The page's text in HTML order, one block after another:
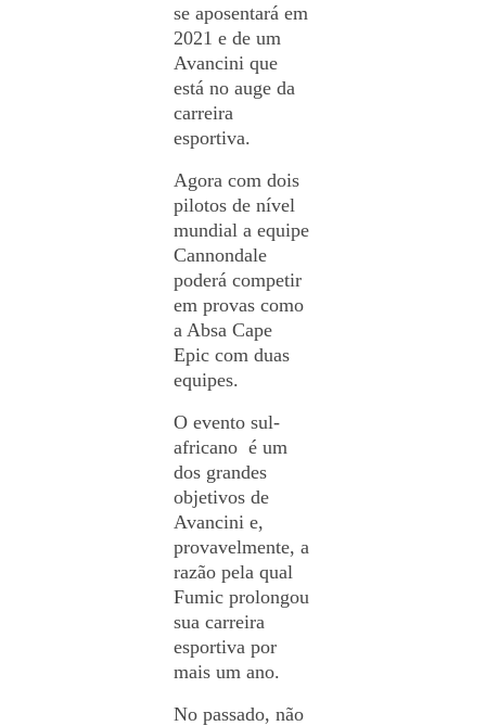
se aposentará em
2021 e de um
Avancini que
está no auge da
carreira
esportiva.
Agora com dois
pilotos de nível
mundial a equipe
Cannondale
poderá competir
em provas como
a Absa Cape
Epic com duas
equipes.
O evento sul-
africano é um
dos grandes
objetivos de
Avancini e,
provavelmente, a
razão pela qual
Fumic prolongou
sua carreira
esportiva por
mais um ano.
No passado, não